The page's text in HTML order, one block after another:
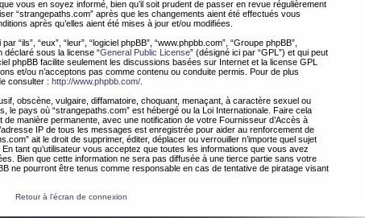
vous en soyez informé, bien qu’il soit prudent de passer en revue régulièrement
“strangepaths.com” après que les changements aient été effectués vous
après qu’elles aient été mises à jour et/ou modifiées.
“ils”, “eux”, “leur”, “logiciel phpBB”, “www.phpbb.com”, “Groupe phpBB”,
déclaré sous la license “General Public License” (désigné ici par “GPL”) et qui peut
phpBB facilite seulement les discussions basées sur Internet et la license GPL
et/ou n’acceptons pas comme contenu ou conduite permis. Pour de plus
consulter : http://www.phpbb.com/
obscène, vulgaire, diffamatoire, choquant, menaçant, à caractère sexuel ou
le pays où “strangepaths.com” est hébergé ou la Loi Internationale. Faire cela
manière permanente, avec une notification de votre Fournisseur d’Accès à
IP de tous les messages est enregistrée pour aider au renforcement de
ait le droit de supprimer, éditer, déplacer ou verrouiller n’importe quel sujet
tant qu’utilisateur vous acceptez que toutes les informations que vous avez
Bien que cette information ne sera pas diffusée à une tierce partie sans votre
ne pourront être tenus comme responsable en cas de tentative de piratage visant
Retour à l’écran de connexion